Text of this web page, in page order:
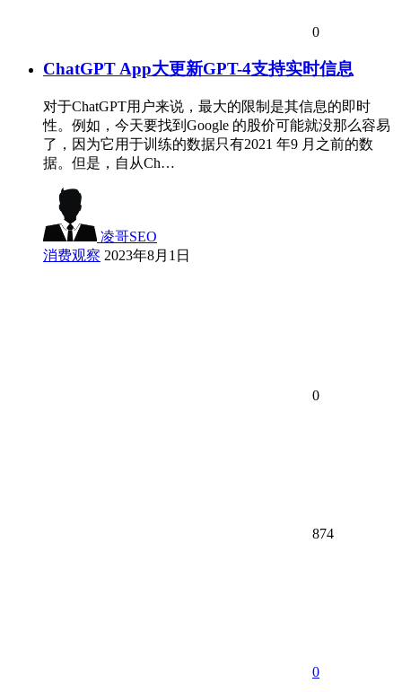
0
ChatGPT App大更新GPT-4支持实时信息
对于ChatGPT用户来说，最大的限制是其信息的即时
性。例如，今天要找到Google 的股价可能就没那么容易
了，因为它用于训练的数据只有2021 年9 月之前的数
据。但是，自从Ch…
凌哥SEO
消费观察 2023年8月1日
0
874
0